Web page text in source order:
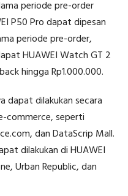
periode pre-order
P50 Pro dapat dipesan
periode pre-order,
HUAWEI Watch GT 2
hingga Rp1.000.000.
dapat dilakukan secara
commerce, seperti
dan DataScrip Mall.
dilakukan di HUAWEI
Urban Republic, dan